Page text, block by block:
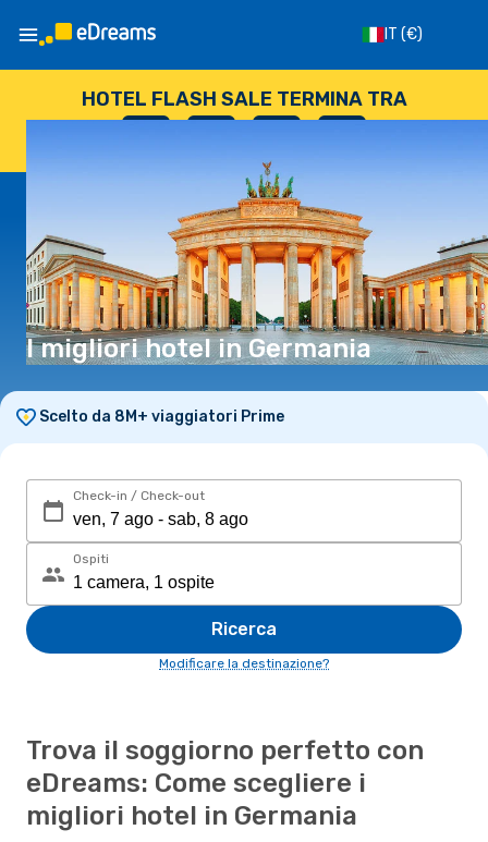
IT (€)
HOTEL FLASH SALE TERMINA TRA
I migliori hotel in Germania
Scelto da 8M+ viaggiatori Prime
Check-in / Check-out
Ospiti
Ricerca
Modificare la destinazione?
Trova il soggiorno perfetto con
eDreams: Come scegliere i
migliori hotel in Germania